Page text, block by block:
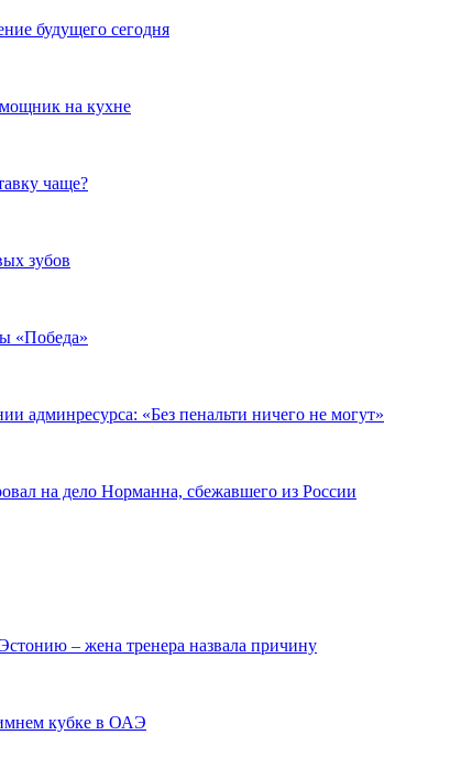
будущего сегодня
на кухне
чаще?
зубов
«Победа»
админресурса: «Без пенальти ничего не могут»
на дело Норманна, сбежавшего из России
– жена тренера назвала причину
кубке в ОАЭ